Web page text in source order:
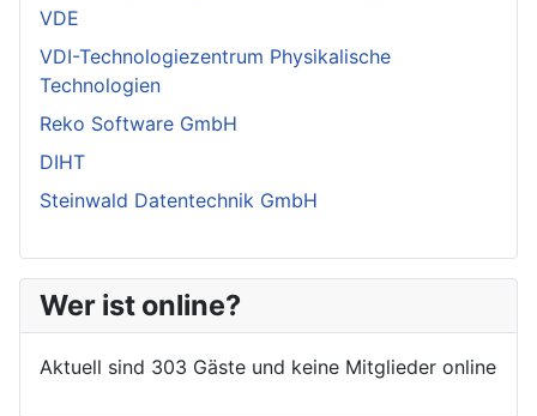
VDE
VDI-Technologiezentrum Physikalische
Technologien
Reko Software GmbH
DIHT
Steinwald Datentechnik GmbH
Wer ist online?
Aktuell sind 303 Gäste und keine Mitglieder online